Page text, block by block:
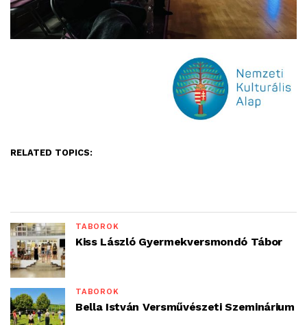
RELATED TOPICS:
TÁBOROK
Kiss László Gyermekversmondó Tábor
TÁBOROK
Bella István Versművészeti Szeminárium